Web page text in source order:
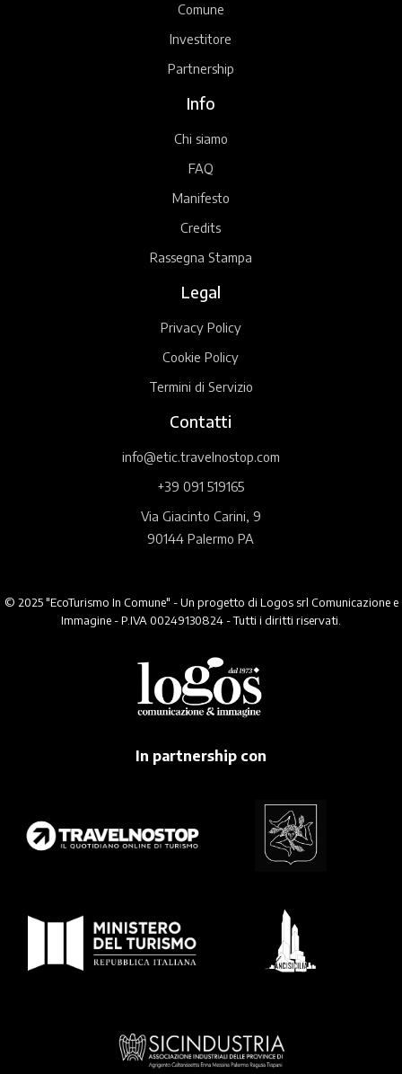
Comune
Investitore
Partnership
Info
Chi siamo
FAQ
Manifesto
Credits
Rassegna Stampa
Legal
Privacy Policy
Cookie Policy
Termini di Servizio
Contatti
info@etic.travelnostop.com
+39 091 519165
Via Giacinto Carini, 9
90144 Palermo PA
© 2025 "EcoTurismo In Comune" - Un progetto di Logos srl Comunicazione e
Immagine - P.IVA 00249130824 - Tutti i diritti riservati.
In partnership con